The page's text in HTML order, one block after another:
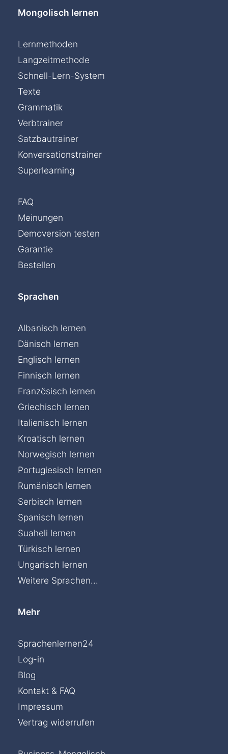
Mongolisch lernen
Lernmethoden
Langzeitmethode
Schnell-Lern-System
Texte
Grammatik
Verbtrainer
Satzbautrainer
Konversationstrainer
Superlearning
FAQ
Meinungen
Demoversion testen
Garantie
Bestellen
Sprachen
Albanisch lernen
Dänisch lernen
Englisch lernen
Finnisch lernen
Französisch lernen
Griechisch lernen
Italienisch lernen
Kroatisch lernen
Norwegisch lernen
Portugiesisch lernen
Rumänisch lernen
Serbisch lernen
Spanisch lernen
Suaheli lernen
Türkisch lernen
Ungarisch lernen
Weitere Sprachen...
Mehr
Sprachenlernen24
Log-in
Blog
Kontakt & FAQ
Impressum
Vertrag widerrufen